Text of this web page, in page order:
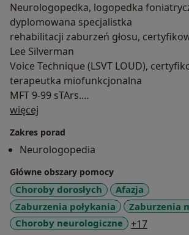
Neurologopedka, logopedka
dyplomowana specjalistka
rehabilitacji zaburzeń głosu,
Lee Silverman
Voice Technique (LSVT LOUD),
terapeutka miofunkcjonalna
MFT 9-99 sTArs.
-zaburzeniach głosu o różnej etiologii.
Pomogę z długotrwałą chrypką,
zmianami dźwięku w
trakcie mówienia. Udzielę wsparcia
laryngektomowanym, z
przetrwałą mutacją, po operacji
operacji guzków i
więcej
Zakres porad
Neurologopedia
Główne obszary pomocy
Choroby dorosłych
Afazja
Zaburzenia połykania
Zaburzenia
Choroby neurologiczne
+17